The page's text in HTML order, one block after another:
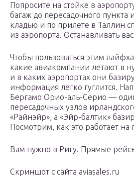
Попросите на стойке в
багаж до пересадочного пункта
кладью и по прилете в Таллин
из аэропорта. Останавливать
Чтобы пользоваться этим
какие авиакомпании летают в
и в каких аэропортах они
информация легко гуглится.
Бергамо Орио-аль-Серио —
пересадочных узлов
«Райнэйр», а «Эйр-балтик»
Посмотрим, как это работает на
Вам нужно в Ригу. Прямые
Скриншот с сайта aviasales.ru